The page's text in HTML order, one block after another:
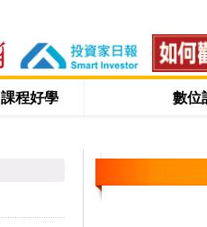
課程好學 數位